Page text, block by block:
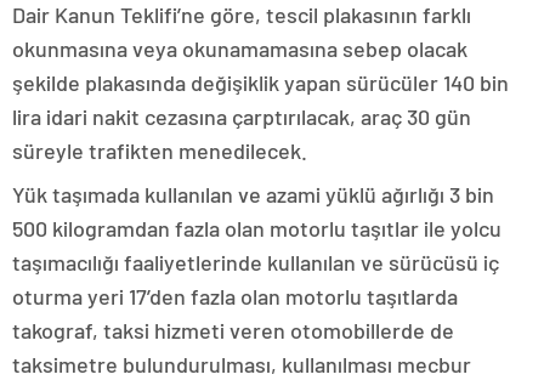
Dair Kanun Teklifi’ne göre, tescil plakasının farklı
okunmasına veya okunamamasına sebep olacak
şekilde plakasında değişiklik yapan sürücüler 140 bin
lira idari nakit cezasına çarptırılacak, araç 30 gün
süreyle trafikten menedilecek.
Yük taşımada kullanılan ve azami yüklü ağırlığı 3 bin
500 kilogramdan fazla olan motorlu taşıtlar ile yolcu
taşımacılığı faaliyetlerinde kullanılan ve sürücüsü iç
oturma yeri 17’den fazla olan motorlu taşıtlarda
takograf, taksi hizmeti veren otomobillerde de
taksimetre bulundurulması, kullanılması mecbur